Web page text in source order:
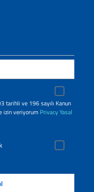
tarihli ve 196 sayılı Kanun
izin veriyorum PrivacyYasal